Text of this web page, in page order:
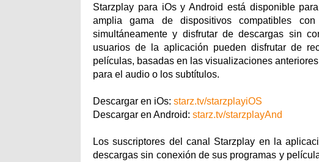
Starzplay para iOs y Android está disponible
amplia gama de dispositivos compatibles
simultáneamente y disfrutar de descargas sin
usuarios de la aplicación pueden disfrutar de
películas, basadas en las visualizaciones
para el audio o los subtítulos.
Descargar en iOs: starz.tv/starzplayiOS
Descargar en Android: starz.tv/starzplayAnd
Los suscriptores del canal Starzplay en la
descargas sin conexión de sus programas y